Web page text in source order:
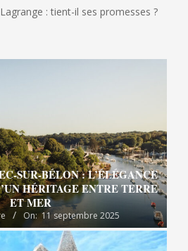
: tient-il ses promesses ?
SUR-BÉLON : L’ÉLÉGANCE
HÉRITAGE ENTRE TERRE
ET MER
On: 11 septembre 2025